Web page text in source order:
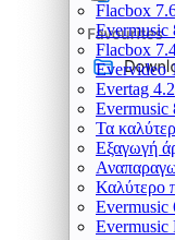
Flacbox
Evermusic
Flacbox
Evervideo
Evertag
Evermusic
Τα
Εξαγωγή
Καλύτερο
Evermusic
Evermusic